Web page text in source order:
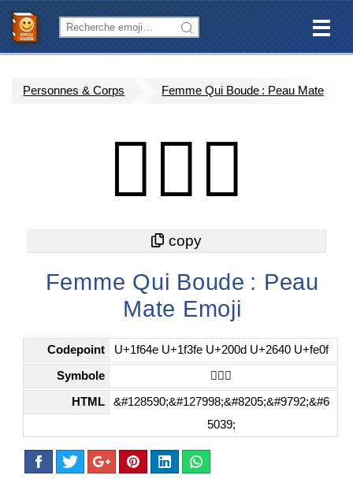
Personnes & Corps Femme Qui Boude : Peau Mate
🙎🏾‍♀️
Femme Qui Boude : Peau
Mate Emoji
Codepoint U+1f64e U+1f3fe U+200d U+2640 U+fe0f
Symbole 🙎🏾‍♀️
HTML
&#128590;&#127998;&#8205;&#9792;&#6
5039;